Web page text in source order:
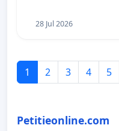
28 Jul 2026
1 2 3 4 5
Petitieonline.com